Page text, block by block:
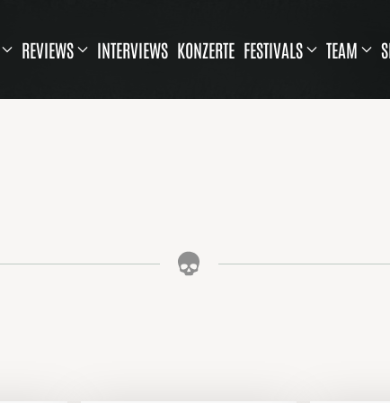
REVIEWS INTERVIEWS KONZERTE FESTIVALS TEAM